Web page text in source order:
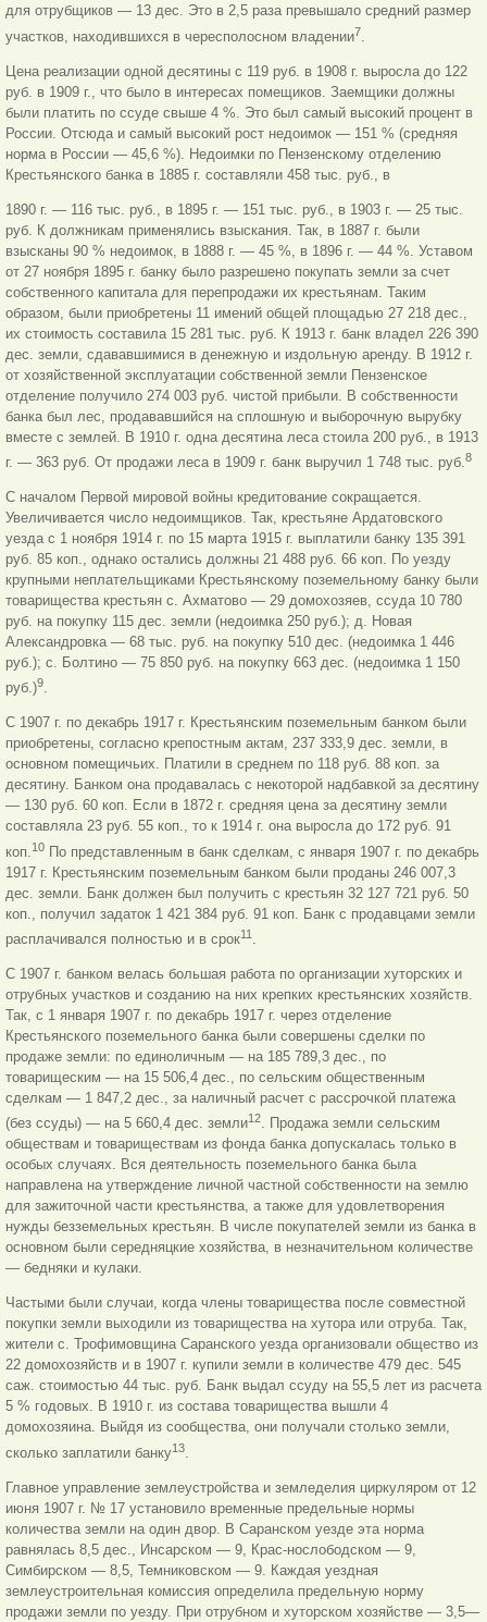
для отрубщиков — 13 дес. Это в 2,5 раза превышало средний размер
участков, находившихся в чересполосном владении7
Цена реализации одной десятины с 119 руб. в 1908 г. выросла до 122
руб. в 1909 г., что было в интересах помещиков. Заемщики должны
были платить по ссуде свыше 4 %. Это был самый высокий процент в
России. Отсюда и самый высокий рост недоимок — 151 % (средняя
норма в России — 45,6 %). Недоимки по Пензенскому отделению
Крестьянского банка в 1885 г. составляли 458 тыс. руб., в
1890 г. — 116 тыс. руб., в 1895 г. — 151 тыс. руб., в 1903 г. — 25 тыс.
руб. К должникам применялись взыскания. Так, в 1887 г. были
взысканы 90 % недоимок, в 1888 г. — 45 %, в 1896 г. — 44 %. Уставом
от 27 ноября 1895 г. банку было разрешено покупать земли за счет
собственного капитала для перепродажи их крестьянам. Таким
образом, были приобретены 11 имений общей площадью 27 218 дес.,
их стоимость составила 15 281 тыс. руб. К 1913 г. банк владел 226 390
дес. земли, сдававшимися в денежную и издольную аренду. В 1912 г.
от хозяйственной эксплуатации собственной земли Пензенское
отделение получило 274 003 руб. чистой прибыли. В собственности
банка был лес, продававшийся на сплошную и выборочную вырубку
вместе с землей. В 1910 г. одна десятина леса стоила 200 руб., в 1913
г. — 363 руб. От продажи леса в 1909 г. банк выручил 1 748 тыс. руб.8
С началом Первой мировой войны кредитование сокращается.
Увеличивается число недоимщиков. Так, крестьяне Ардатовского
уезда с 1 ноября 1914 г. по 15 марта 1915 г. выплатили банку 135 391
руб. 85 коп., однако остались должны 21 488 руб. 66 коп. По уезду
крупными неплательщиками Крестьянскому поземельному банку были
товарищества крестьян с. Ахматово — 29 домохозяев, ссуда 10 780
руб. на покупку 115 дес. земли (недоимка 250 руб.); д. Новая
Александровка — 68 тыс. руб. на покупку 510 дес. (недоимка 1 446
руб.); с. Болтино — 75 850 руб. на покупку 663 дес. (недоимка 1 150
руб.)9.
С 1907 г. по декабрь 1917 г. Крестьянским поземельным банком были
приобретены, согласно крепостным актам, 237 333,9 дес. земли, в
основном помещичьих. Платили в среднем по 118 руб. 88 коп. за
десятину. Банком она продавалась с некоторой надбавкой за десятину
— 130 руб. 60 коп. Если в 1872 г. средняя цена за десятину земли
составляла 23 руб. 55 коп., то к 1914 г. она выросла до 172 руб. 91
коп. 10 По представленным в банк сделкам, с января 1907 г. по декабрь
1917 г. Крестьянским поземельным банком были проданы 246 007,3
дес. земли. Банк должен был получить с крестьян 32 127 721 руб. 50
коп., получил задаток 1 421 384 руб. 91 коп. Банк с продавцами земли
расплачивался полностью и в срок11 .
С 1907 г. банком велась большая работа по организации хуторских и
отрубных участков и созданию на них крепких крестьянских хозяйств.
Так, с 1 января 1907 г. по декабрь 1917 г. через отделение
Крестьянского поземельного банка были совершены сделки по
продаже земли: по единоличным — на 185 789,3 дес., по
товарищеским — на 15 506,4 дес., по сельским общественным
сделкам — 1 847,2 дес., за наличный расчет с рассрочкой платежа
(без ссуды) — на 5 660,4 дес. земли12. Продажа земли сельским
обществам и товариществам из фонда банка допускалась только в
особых случаях. Вся деятельность поземельного банка была
направлена на утверждение личной частной собственности на землю
для зажиточной части крестьянства, а также для удовлетворения
нужды безземельных крестьян. В числе покупателей земли из банка в
основном были середняцкие хозяйства, в незначительном количестве
— бедняки и кулаки.
Частыми были случаи, когда члены товарищества после совместной
покупки земли выходили из товарищества на хутора или отруба. Так,
жители с. Трофимовщина Саранского уезда организовали общество из
22 домохозяйств и в 1907 г. купили земли в количестве 479 дес. 545
саж. стоимостью 44 тыс. руб. Банк выдал ссуду на 55,5 лет из расчета
5 % годовых. В 1910 г. из состава товарищества вышли 4
домохозяина. Выйдя из сообщества, они получали столько земли,
сколько заплатили банку13
Главное управление землеустройства и земледелия циркуляром от 12
июня 1907 г. № 17 установило временные предельные нормы
количества земли на один двор. В Саранском уезде эта норма
равнялась 8,5 дес., Инсарском — 9, Крас-нослободском — 9,
Симбирском — 8,5, Темниковском — 9. Каждая уездная
землеустроительная комиссия определила предельную норму
продажи земли по уезду. При отрубном и хуторском хозяйстве — 3,5—